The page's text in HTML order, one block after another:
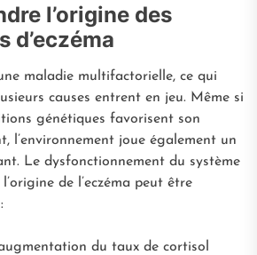
l’origine des
d’eczéma
maladie multifactorielle, ce qui
causes entrent en jeu. Même si
génétiques favorisent son
l’environnement joue également un
Le dysfonctionnement du système
de l’eczéma peut être
du taux de cortisol